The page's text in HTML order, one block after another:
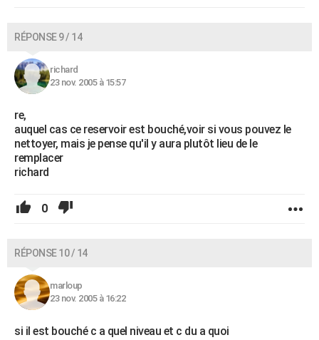
RÉPONSE 9 / 14
richard
23 nov. 2005 à 15:57
re,
auquel cas ce reservoir est bouché,voir si vous pouvez le
nettoyer, mais je pense qu'il y aura plutôt lieu de le
remplacer
richard
0
RÉPONSE 10 / 14
marloup
23 nov. 2005 à 16:22
si il est bouché c a quel niveau et c du a quoi